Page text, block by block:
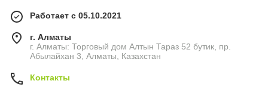
Работает с 05.10.2021
г. Алматы
г. Алматы: Торговый дом Алтын Тараз 52 бутик, пр.
Абылайхан 3, Алматы, Казахстан
Контакты